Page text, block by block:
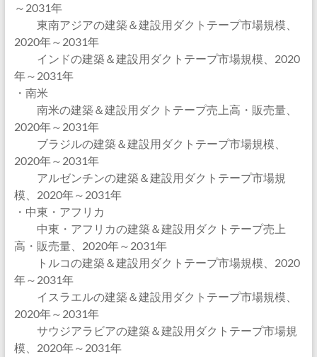
～2031年
東南アジアの建築＆建設用ダクトテープ市場規模、
2020年～2031年
インドの建築＆建設用ダクトテープ市場規模、2020
年～2031年
・南米
南米の建築＆建設用ダクトテープ売上高・販売量、
2020年～2031年
ブラジルの建築＆建設用ダクトテープ市場規模、
2020年～2031年
アルゼンチンの建築＆建設用ダクトテープ市場規
模、2020年～2031年
・中東・アフリカ
中東・アフリカの建築＆建設用ダクトテープ売上
高・販売量、2020年～2031年
トルコの建築＆建設用ダクトテープ市場規模、2020
年～2031年
イスラエルの建築＆建設用ダクトテープ市場規模、
2020年～2031年
サウジアラビアの建築＆建設用ダクトテープ市場規
模、2020年～2031年